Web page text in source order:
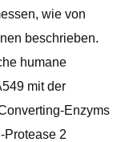
wie von
beschrieben.
humane
mit der
Enzyms
Protease 2